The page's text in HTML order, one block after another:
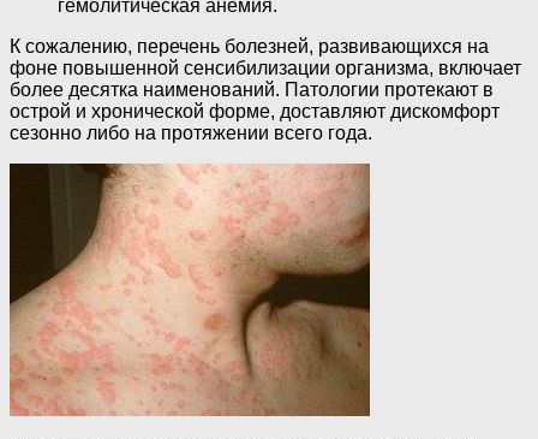
гемолитическая анемия.
К сожалению, перечень болезней, развивающихся на
фоне повышенной сенсибилизации организма, включает
более десятка наименований. Патологии протекают в
острой и хронической форме, доставляют дискомфорт
сезонно либо на протяжении всего года.